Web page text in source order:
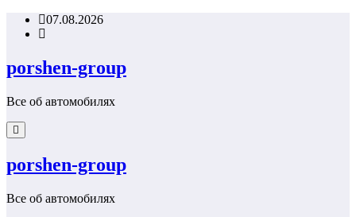
Перейти07.08.2026
porshen-group
Все об автомобилях
porshen-group
Все об автомобилях